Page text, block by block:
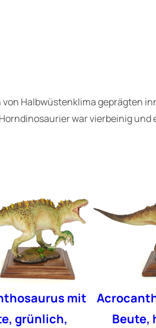
Halbwüstenklima geprägten
war vierbeinig
mit
grünlich,
Beute,